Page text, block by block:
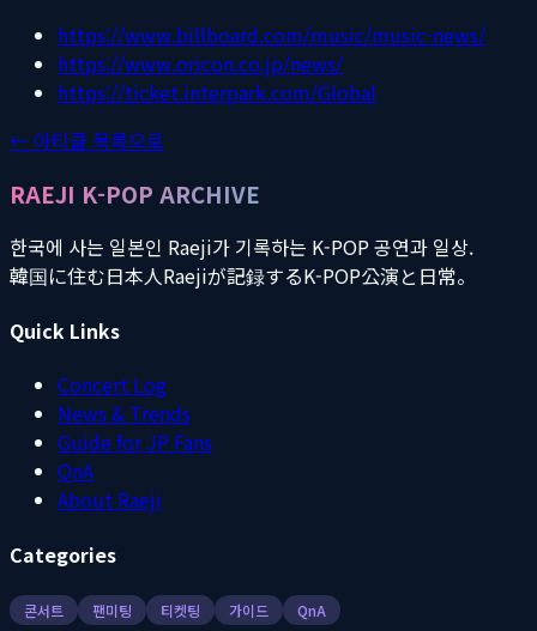
https://www.billboard.com/music/music-news/
https://www.oricon.co.jp/news/
https://ticket.interpark.com/Global
← 아티클 목록으로
RAEJI K-POP ARCHIVE
한국에 사는 일본인 Raeji가 기록하는 K-POP 공연과 일상.
韓国に住む日本人Raejiが記録するK-POP公演と日常。
Quick Links
Concert Log
News & Trends
Guide for JP Fans
QnA
About Raeji
Categories
콘서트 팬미팅 티켓팅 가이드 QnA